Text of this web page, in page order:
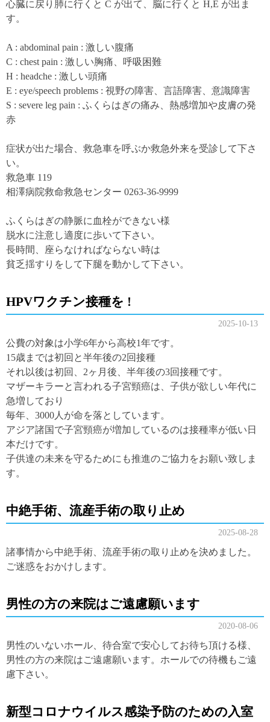
心臓に戻り肺に行くと C が出て、脳に行くと H,E が出ま
す。
A : abdominal pain : 激しい腹痛
C : chest pain : 激しい胸痛、呼吸困難
H : headche : 激しい頭痛
E : eye/speech problems : 視野の障害、言語障害、意識障害
S : severe leg pain : ふくらはぎの痛み、熱感増加や皮膚の発
赤
症状が出た場合、救急車を呼ぶか救急外来を受診して下さ
い。
救急車 119
相澤病院救命救急センター 0263-36-9999
ふくらはぎの静脈に血栓ができない様
脱水に注意し適度に歩いて下さい。
長時間、座らなければならない時は
貧乏揺すりをして下腿を動かして下さい。
HPVワクチン接種を !
2025-10-13
公費の対象は小学6年から高校1年です。
15歳までは初回と半年後の2回接種
それ以後は初回、2ヶ月後、半年後の3回接種です。
マザーキラーと言われる子宮頸癌は、子供が欲しい年代に
急増しており
毎年、3000人が命を落としています。
アジア諸国で子宮頸癌が増加しているのは接種率が低い日
本だけです。
子供達の未来を守るためにも推進のご協力をお願い致しま
す。
中絶手術、流産手術の取り止め
2025-08-28
諸事情から中絶手術、流産手術の取り止めを決めました。
ご迷惑をおかけします。
男性の方の来院はご遠慮願います
2020-08-06
男性のいないホール、待合室で安心してお待ち頂ける様、
男性の方の来院はご遠慮願います。ホールでの待機もご遠
慮下さい。
新型コロナウイルス感染予防のための入室